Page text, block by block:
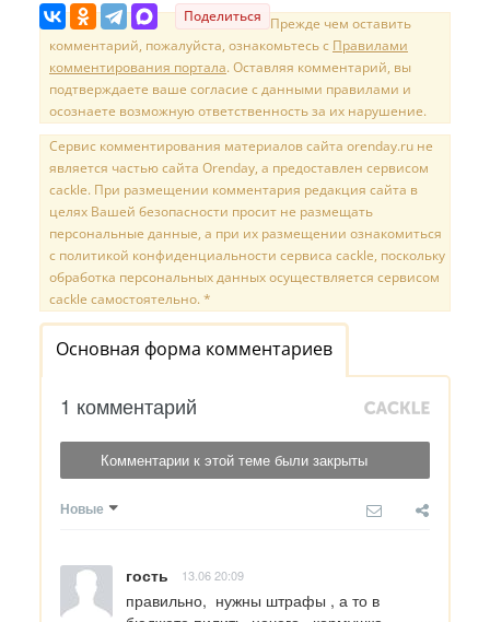
Поделиться Прежде чем оставить
комментарий, пожалуйста, ознакомьтесь с Правилами
комментирования портала. Оставляя комментарий, вы
подтверждаете ваше согласие с данными правилами и
осознаете возможную ответственность за их нарушение.
Сервис комментирования материалов сайта orenday.ru не
является частью сайта Orenday, а предоставлен сервисом
cackle. При размещении комментария редакция сайта в
целях Вашей безопасности просит не размещать
персональные данные, а при их размещении ознакомиться
с политикой конфиденциальности сервиса cackle, поскольку
обработка персональных данных осуществляется сервисом
cackle самостоятельно. *
Основная форма комментариев
1 комментарий
Комментарии к этой теме были закрыты
Новые
гость 13.06 20:09
правильно,  нужны штрафы , а то в